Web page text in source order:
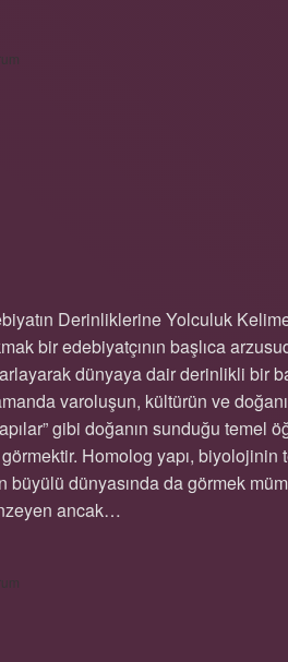
Derinliklerine Yolculuk
bir edebiyatçının başlıca
dünyaya dair derinlikli bir
varoluşun, kültürün ve
gibi doğanın sunduğu temel
Homolog yapı,
büyülü dünyasında da görmek
ancak…